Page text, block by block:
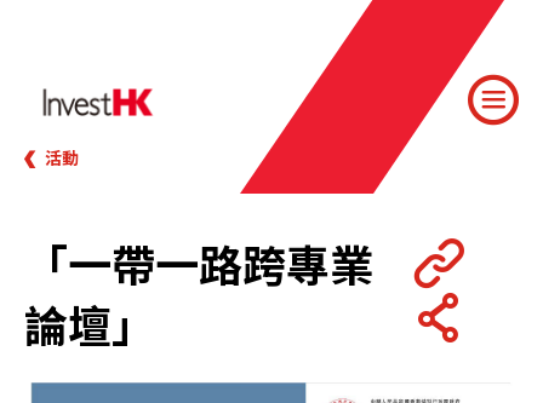
活動
「一帶一路跨專業
論壇」